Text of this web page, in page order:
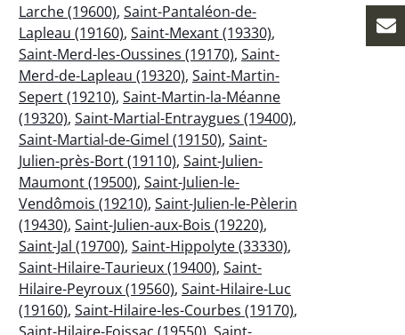
Larche (19600), Saint-Pantaléon-de-
Lapleau (19160), Saint-Mexant (19330),
Saint-Merd-les-Oussines (19170), Saint-
Merd-de-Lapleau (19320), Saint-Martin-
Sepert (19210), Saint-Martin-la-Méanne
(19320), Saint-Martial-Entraygues (19400),
Saint-Martial-de-Gimel (19150), Saint-
Julien-près-Bort (19110), Saint-Julien-
Maumont (19500), Saint-Julien-le-
Vendômois (19210), Saint-Julien-le-Pèlerin
(19430), Saint-Julien-aux-Bois (19220),
Saint-Jal (19700), Saint-Hippolyte (33330),
Saint-Hilaire-Taurieux (19400), Saint-
Hilaire-Peyroux (19560), Saint-Hilaire-Luc
(19160), Saint-Hilaire-les-Courbes (19170),